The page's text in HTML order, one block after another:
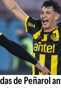
de Peñarol